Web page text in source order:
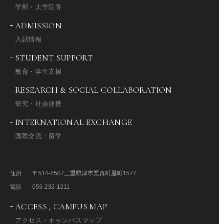
学部・大学院等
ADMISSION
入試情報
STUDENT SUPPORT
教育・学生支援
RESEARCH & SOCIAL COLLABORATION
研究・社会連携
INTERNATIONAL EXCHANGE
国際交流・留学
住所 〒514-8507三重県津市栗真町屋町1577
電話
059-232-1211
ACCESS , CAMPUS MAP
アクセス・キャンパスマップ